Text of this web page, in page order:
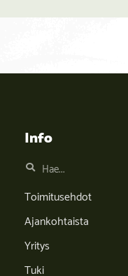
Info
Toimitusehdot
Ajankohtaista
Yritys
Tuki